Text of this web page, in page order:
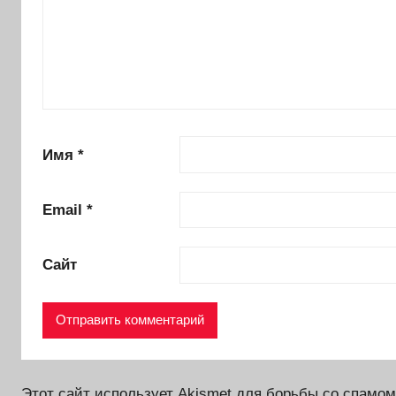
Имя *
Email *
Сайт